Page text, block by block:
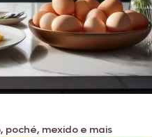
poché, mexido e mais